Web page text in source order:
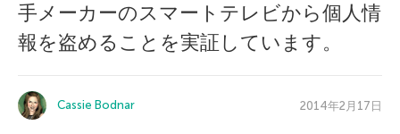
手メーカーのスマートテレビから個人情
報を盗めることを実証しています。
Cassie Bodnar 2014年2月17日